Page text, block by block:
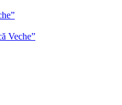
Veche”